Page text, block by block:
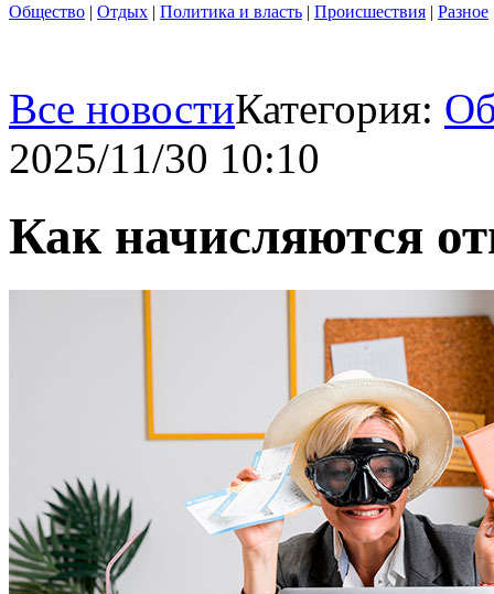
Общество | Отдых | Политика и власть | Происшествия | Разное
Все новостиКатегория:
2025/11/30 10:10
Как начисляются